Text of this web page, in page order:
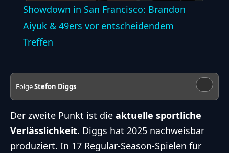
Showdown in San Francisco: Brandon
Aiyuk & 49ers vor entscheidendem
Treffen
FolgeStefon Diggs
Der zweite Punkt ist die aktuelle sportliche
Verlässlichkeit. Diggs hat 2025 nachweisbar
produziert. In 17 Regular-Season-Spielen für